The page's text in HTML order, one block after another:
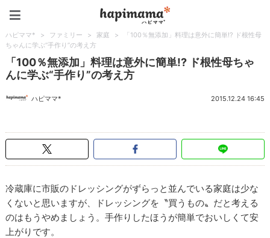
ハピママ* > ファミリー > 家庭 >
「100％無添加」料理は意外に簡単!? ド根性母
ちゃんに学ぶ“手作り”の考え方
「100％無添加」料理は意外に簡単!? ド根性母ちゃ
んに学ぶ“手作り”の考え方
ハピママ* 2015.12.24 16:45
冷蔵庫に市販のドレッシングがずらっと並んでいる家庭は少な
くないと思いますが、ドレッシングを〝買うもの〟だと考える
のはもうやめましょう。手作りしたほうが簡単でおいしくて安
上がりです。